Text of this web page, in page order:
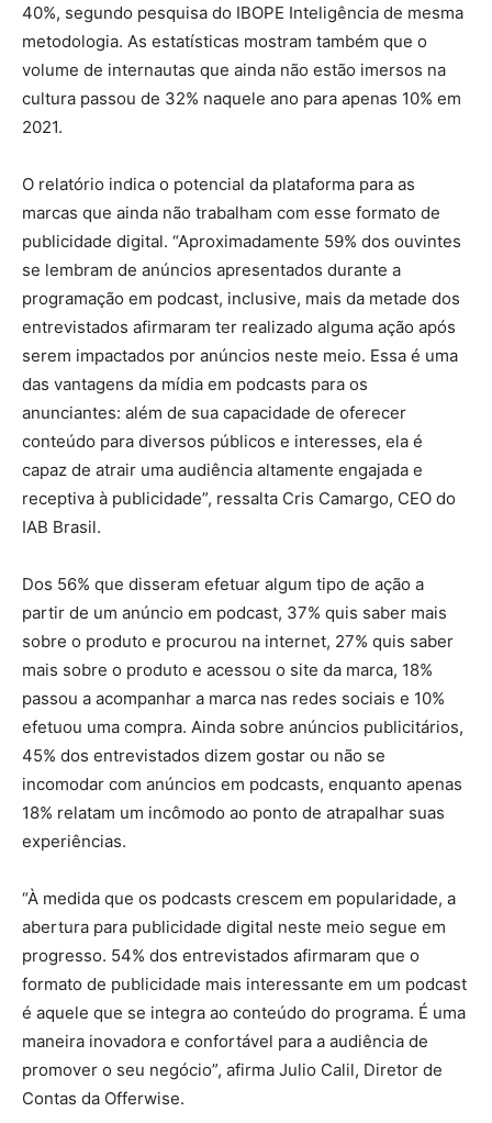
40%, segundo pesquisa do IBOPE Inteligência de mesma
metodologia. As estatísticas mostram também que o
volume de internautas que ainda não estão imersos na
cultura passou de 32% naquele ano para apenas 10% em
2021.
O relatório indica o potencial da plataforma para as
marcas que ainda não trabalham com esse formato de
publicidade digital. “Aproximadamente 59% dos ouvintes
se lembram de anúncios apresentados durante a
programação em podcast, inclusive, mais da metade dos
entrevistados afirmaram ter realizado alguma ação após
serem impactados por anúncios neste meio. Essa é uma
das vantagens da mídia em podcasts para os
anunciantes: além de sua capacidade de oferecer
conteúdo para diversos públicos e interesses, ela é
capaz de atrair uma audiência altamente engajada e
receptiva à publicidade”, ressalta Cris Camargo, CEO do
IAB Brasil.
Dos 56% que disseram efetuar algum tipo de ação a
partir de um anúncio em podcast, 37% quis saber mais
sobre o produto e procurou na internet, 27% quis saber
mais sobre o produto e acessou o site da marca, 18%
passou a acompanhar a marca nas redes sociais e 10%
efetuou uma compra. Ainda sobre anúncios publicitários,
45% dos entrevistados dizem gostar ou não se
incomodar com anúncios em podcasts, enquanto apenas
18% relatam um incômodo ao ponto de atrapalhar suas
experiências.
“À medida que os podcasts crescem em popularidade, a
abertura para publicidade digital neste meio segue em
progresso. 54% dos entrevistados afirmaram que o
formato de publicidade mais interessante em um podcast
é aquele que se integra ao conteúdo do programa. É uma
maneira inovadora e confortável para a audiência de
promover o seu negócio”, afirma Julio Calil, Diretor de
Contas da Offerwise.